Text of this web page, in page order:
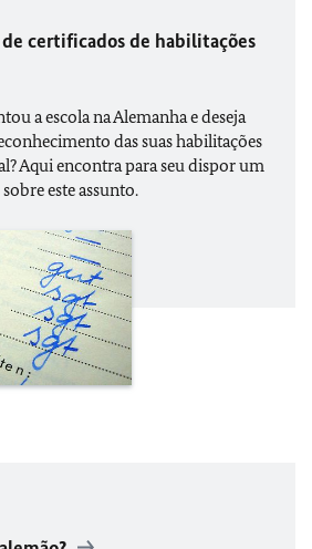
certificados de habilitações
a escola na Alemanha e deseja
das suas habilitações
Aqui encontra para seu dispor um
este assunto.